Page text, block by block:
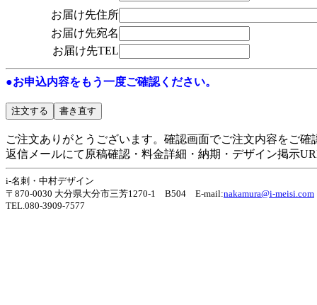
お届け先住所
お届け先宛名
お届け先TEL
●お申込内容をもう一度ご確認ください。
ご注文ありがとうございます。確認画面でご注文内容をご確
返信メールにて原稿確認・料金詳細・納期・デザイン掲示
i-名刺・中村デザイン
〒870-0030 大分県大分市三芳1270-1 B504 E-mail:nakamura@i-meisi.com
TEL.080-3909-7577